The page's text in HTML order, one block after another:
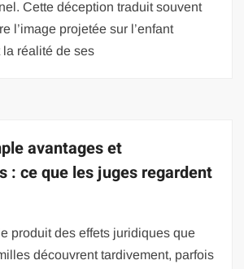
Cette déception traduit souvent
l’image projetée sur l’enfant
réalité de ses
avantages et
: ce que les juges regardent
produit des effets juridiques que
découvrent tardivement, parfois